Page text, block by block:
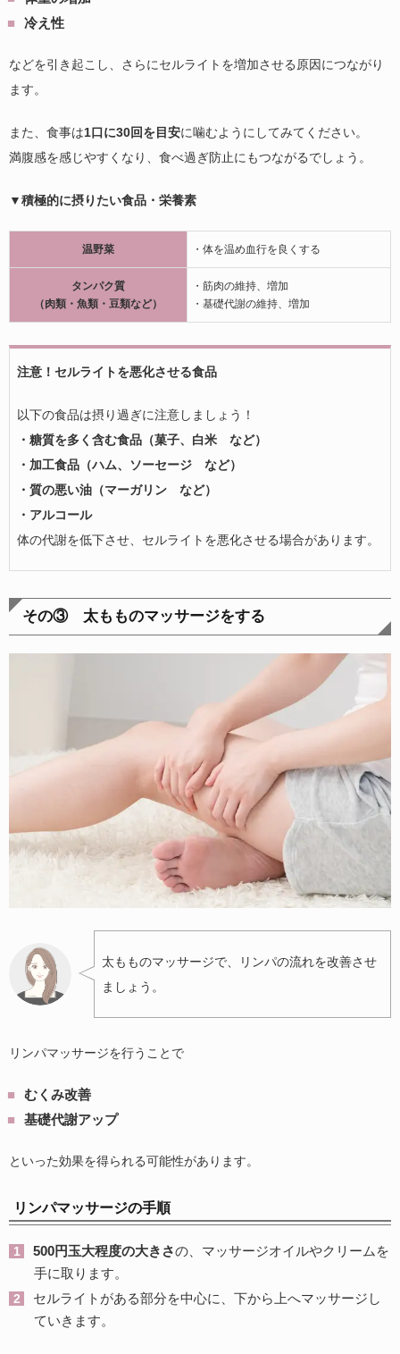
冷え性
などを引き起こし、さらにセルライトを増加させる原因につながり
ます。
また、食事は1口に30回を目安に噛むようにしてみてください。
満腹感を感じやすくなり、食べ過ぎ防止にもつながるでしょう。
▼積極的に摂りたい食品・栄養素
温野菜 ・体を温め血行を良くする
タンパク質
（肉類・魚類・豆類など）
・筋肉の維持、増加
・基礎代謝の維持、増加
注意！セルライトを悪化させる食品
以下の食品は摂り過ぎに注意しましょう！
・糖質を多く含む食品（菓子、白米 など）
・加工食品（ハム、ソーセージ など）
・質の悪い油（マーガリン など）
・アルコール
体の代謝を低下させ、セルライトを悪化させる場合があります。
その③ 太もものマッサージをする
太もものマッサージで、リンパの流れを改善させ
ましょう。
リンパマッサージを行うことで
むくみ改善
基礎代謝アップ
といった効果を得られる可能性があります。
リンパマッサージの手順
500円玉大程度の大きさの、マッサージオイルやクリームを
手に取ります。
セルライトがある部分を中心に、下から上へマッサージし
ていきます。